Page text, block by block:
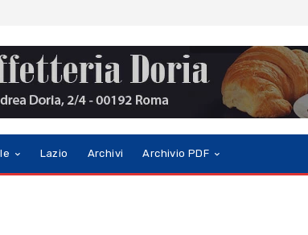
Lazio Archivi Archivio PDF